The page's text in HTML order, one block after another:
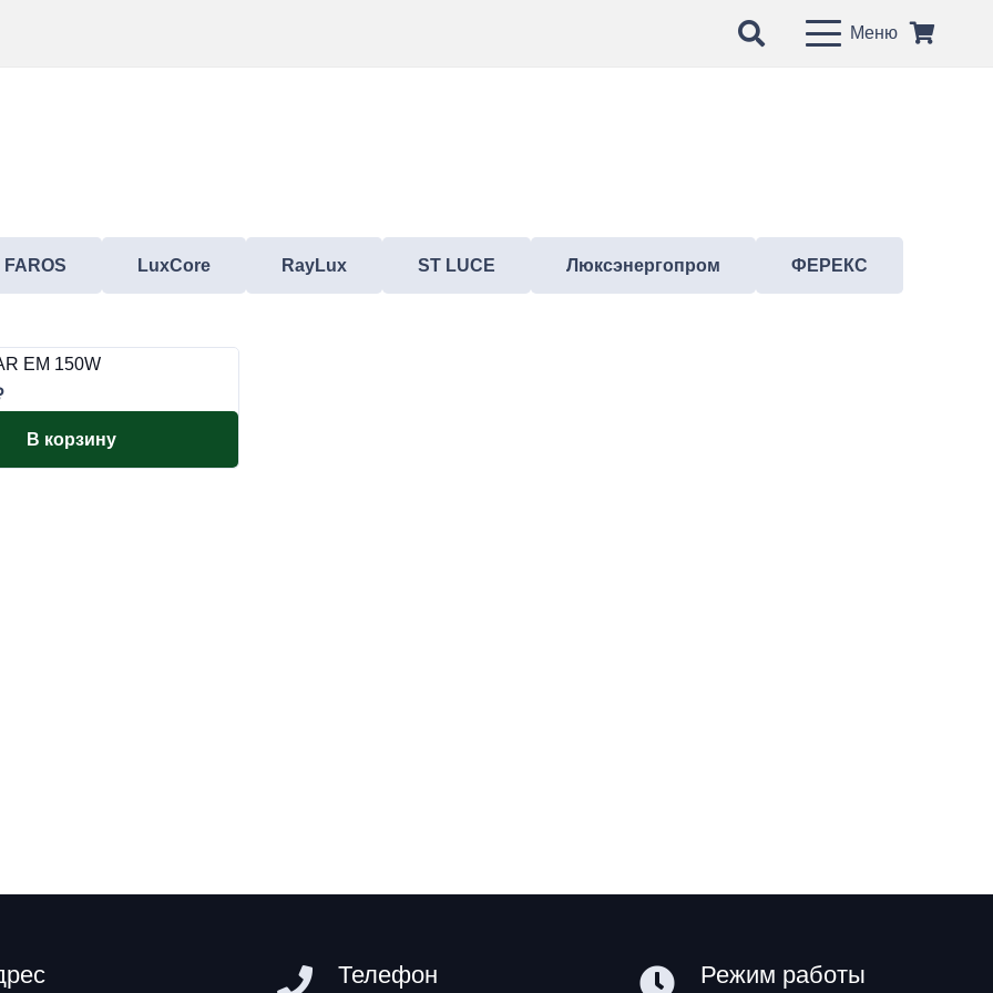
Меню
FAROS LuxCore RayLux ST LUCE Люксэнергопром ФЕРЕКС
EM 150W
В корзину
Телефон Режим работы